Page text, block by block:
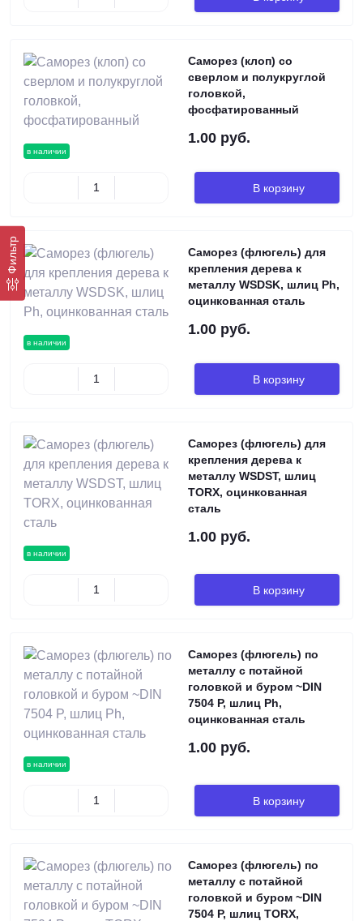
Фильтр
в наличии
Саморез (клоп) со
сверлом и полукруглой
головкой,
фосфатированный
1.00 руб.
В корзину
в наличии
Саморез (флюгель) для
крепления дерева к
металлу WSDSK, шлиц Ph,
оцинкованная сталь
1.00 руб.
В корзину
в наличии
Саморез (флюгель) для
крепления дерева к
металлу WSDST, шлиц
TORX, оцинкованная
сталь
1.00 руб.
В корзину
в наличии
Саморез (флюгель) по
металлу с потайной
головкой и буром ~DIN
7504 P, шлиц Ph,
оцинкованная сталь
1.00 руб.
В корзину
Саморез (флюгель) по
металлу с потайной
головкой и буром ~DIN
7504 P, шлиц TORX,